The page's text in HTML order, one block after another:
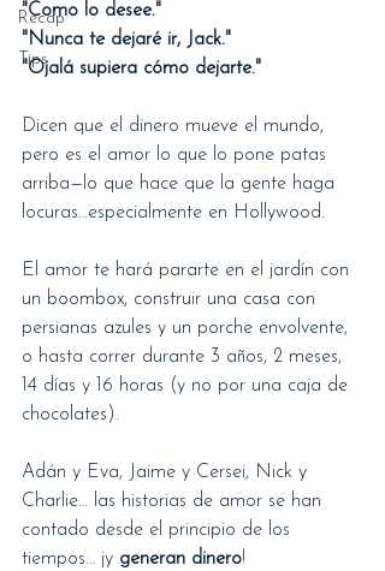
Recap
Tips
"Como lo desee."
"Nunca te dejaré ir, Jack."
"Ojalá supiera cómo dejarte."
Dicen que el dinero mueve el mundo,
pero es el amor lo que lo pone patas
arriba—lo que hace que la gente haga
locuras…especialmente en Hollywood.
El amor te hará pararte en el jardín con
un boombox, construir una casa con
persianas azules y un porche envolvente,
o hasta correr durante 3 años, 2 meses,
14 días y 16 horas (y no por una caja de
chocolates).
Adán y Eva, Jaime y Cersei, Nick y
Charlie… las historias de amor se han
contado desde el principio de los
tiempos… ¡y generan dinero!